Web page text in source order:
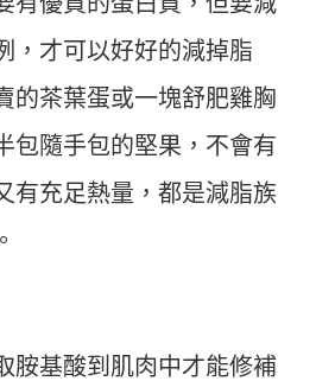
，才可以好好的減掉脂
的茶葉蛋或一塊舒肥雞胸
包隨手包的堅果，不會有
有充足熱量，都是減脂族
胺基酸到肌肉中才能修補